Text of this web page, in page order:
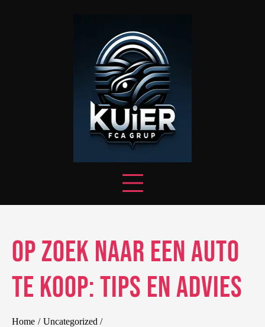
Op Zoek naar een Auto
te Koop: Tips en Advies
Home
Uncategorized